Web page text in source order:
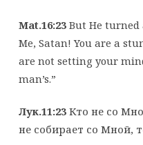
Mat.16:23But He turned
Me, Satan! You are a
are not setting your
man’s.”
Лук.11:23 Кто не со
не собирает со Мной,